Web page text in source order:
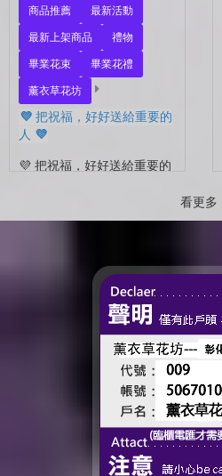
商品推薦
最新活動
最新上架商品
禮物
畢業花束
畢業花禮
薰衣草花坊
💜 把祝福，好好送給重要的
人 💜
💜 把祝福，好好送給重要的
很多，準備往下一段生活前
看更多